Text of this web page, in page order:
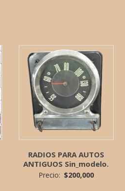
RADIOS PARA AUTOS
ANTIGUOS Sin_modelo.
Precio: $200,000